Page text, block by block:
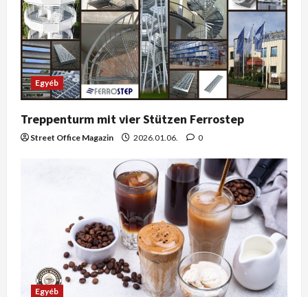
Egyéb
Treppenturm mit vier Stützen Ferrostep
Street Office Magazin 2026.01.06. 0
Egyéb